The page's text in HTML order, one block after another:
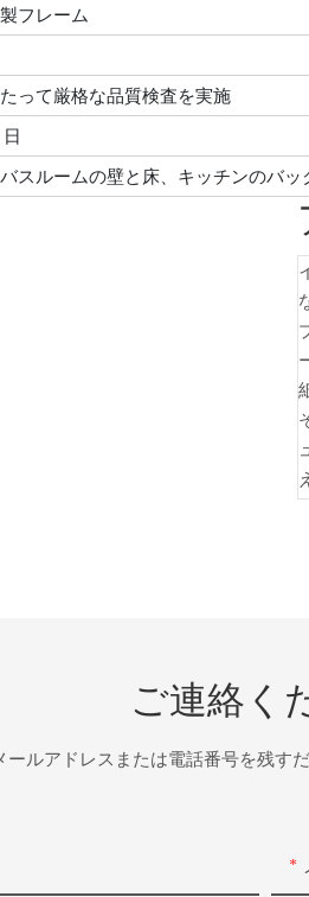
フレーム
って厳格な品質検査を実施
スルームの壁と床、キッチンのバ
ご連絡く
ルアドレスまたは電話番号を残す